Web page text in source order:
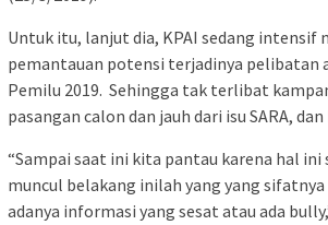
Untuk itu, lanjut dia, KPAI sedang intensif
pemantauan potensi terjadinya pelibatan
Pemilu 2019. Sehingga tak terlibat
pasangan calon dan jauh dari isu SARA, dan
“Sampai saat ini kita pantau karena hal ini
muncul belakang inilah yang yang
adanya informasi yang sesat atau ada